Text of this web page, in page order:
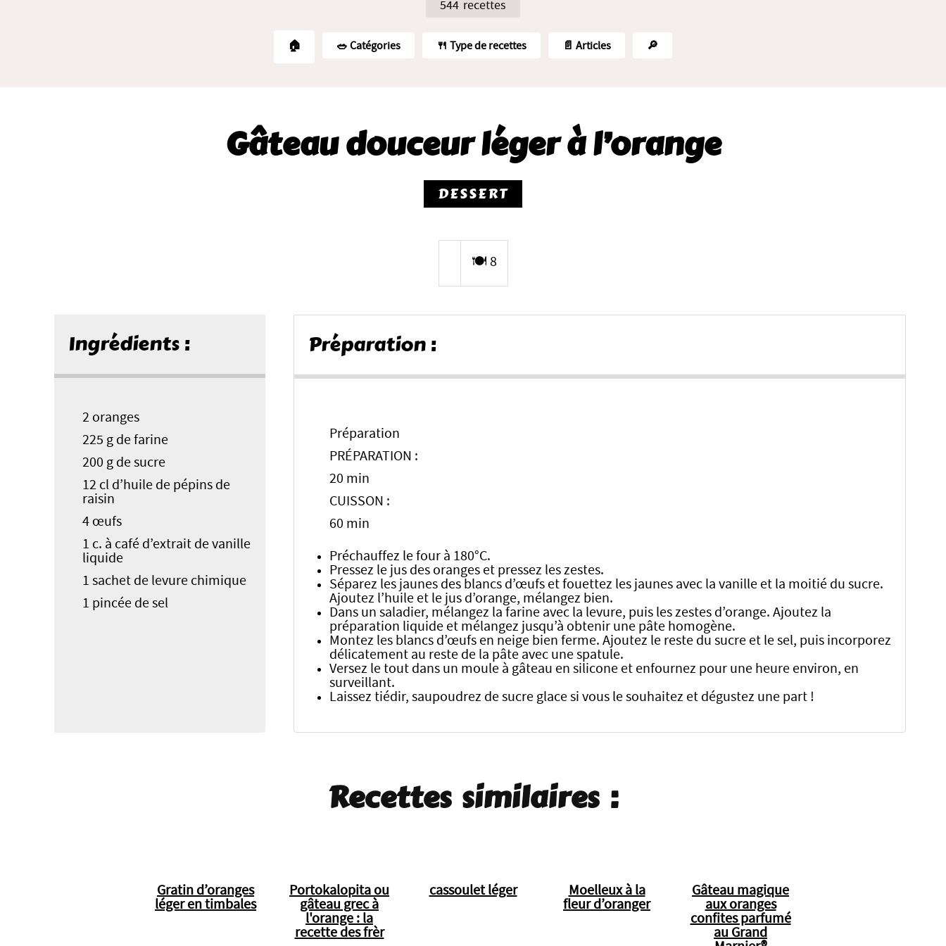
544 recettes
🏠 🥗️ Catégories 🍴 Type de recettes 📄 Articles 🔎
Gâteau douceur léger à l’orange
DESSERT
🍽️ 8
Ingrédients :
2 oranges
225 g de farine
200 g de sucre
12 cl d’huile de pépins de
raisin
4 œufs
1 c. à café d’extrait de vanille
liquide
1 sachet de levure chimique
1 pincée de sel
Préparation :
Préparation
PRÉPARATION :
20 min
CUISSON :
60 min
Préchauffez le four à 180°C.
Pressez le jus des oranges et pressez les zestes.
Séparez les jaunes des blancs d’œufs et fouettez les jaunes avec la vanille et la moitié du sucre.
Ajoutez l’huile et le jus d’orange, mélangez bien.
Dans un saladier, mélangez la farine avec la levure, puis les zestes d’orange. Ajoutez la
préparation liquide et mélangez jusqu’à obtenir une pâte homogène.
Montez les blancs d’œufs en neige bien ferme. Ajoutez le reste du sucre et le sel, puis incorporez
délicatement au reste de la pâte avec une spatule.
Versez le tout dans un moule à gâteau en silicone et enfournez pour une heure environ, en
surveillant.
Laissez tiédir, saupoudrez de sucre glace si vous le souhaitez et dégustez une part !
Recettes similaires :
Gratin d’oranges
léger en timbales
Portokalopita ou
gâteau grec à
l'orange : la
recette des frèr
cassoulet léger
Moelleux à la
fleur d’oranger
Gâteau magique
aux oranges
confites parfumé
au Grand